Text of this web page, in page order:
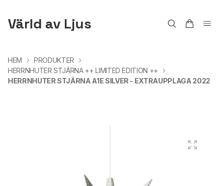
Värld av Ljus
HEM
PRODUKTER
HERRNHUTER STJÄRNA ++ LIMITED EDITION ++
HERRNHUTER STJÄRNA A1E SILVER - EXTRAUPPLAGA 2022